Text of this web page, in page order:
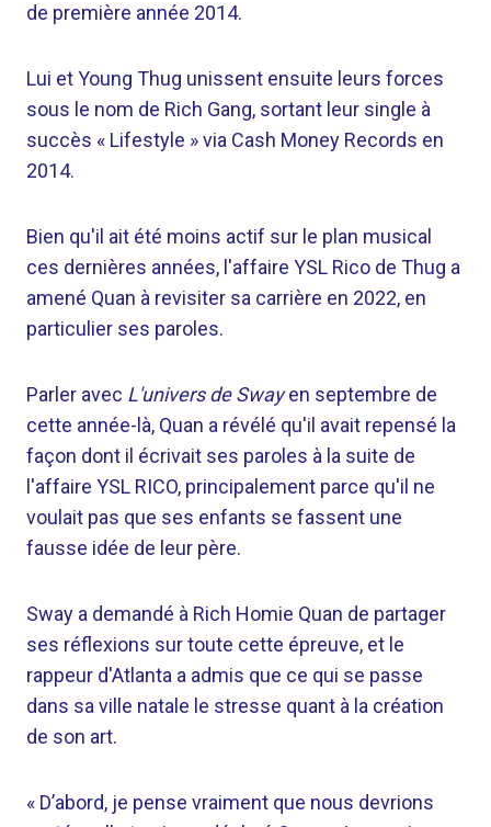
de première année 2014.
Lui et Young Thug unissent ensuite leurs forces
sous le nom de Rich Gang, sortant leur single à
succès « Lifestyle » via Cash Money Records en
2014.
Bien qu'il ait été moins actif sur le plan musical
ces dernières années, l'affaire YSL Rico de Thug a
amené Quan à revisiter sa carrière en 2022, en
particulier ses paroles.
Parler avec L'univers de Swayen septembre de
cette année-là, Quan a révélé qu'il avait repensé la
façon dont il écrivait ses paroles à la suite de
l'affaire YSL RICO, principalement parce qu'il ne
voulait pas que ses enfants se fassent une
fausse idée de leur père.
Sway a demandé à Rich Homie Quan de partager
ses réflexions sur toute cette épreuve, et le
rappeur d'Atlanta a admis que ce qui se passe
dans sa ville natale le stresse quant à la création
de son art.
« D’abord, je pense vraiment que nous devrions